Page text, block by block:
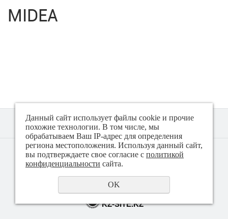
Вентиляция
Воздушные завесы
Диспенсеры для бумажных полотенец, салфеток,
туалетной бумаги, жидкого мыла
Кулеры для воды
MIDEA
© 2018 - 2026 Техно плюс
Политика конфиденциальности
KZ-SITE.KZ
Данный сайт использует файлы cookie и прочие
похожие технологии. В том числе, мы
обрабатываем Ваш IP-адрес для определения
региона местоположения. Используя данный сайт,
вы подтверждаете свое согласие с политикой
конфиденциальности сайта.
OK